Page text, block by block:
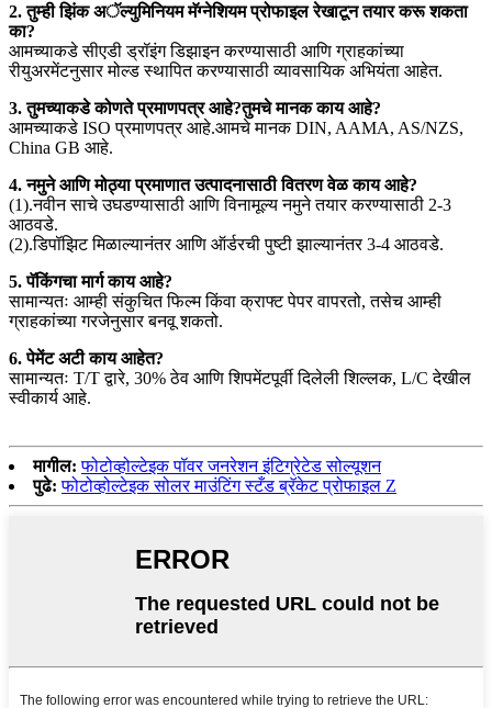
2. तुम्ही झिंक अॅल्युमिनियम मॅग्नेशियम प्रोफाइल रेखाटून तयार करू शकता
का?
आमच्याकडे सीएडी ड्रॉइंग डिझाइन करण्यासाठी आणि ग्राहकांच्या
रीयुअरमेंटनुसार मोल्ड स्थापित करण्यासाठी व्यावसायिक अभियंता आहेत.
3. तुमच्याकडे कोणते प्रमाणपत्र आहे?तुमचे मानक काय आहे?
आमच्याकडे ISO प्रमाणपत्र आहे.आमचे मानक DIN, AAMA, AS/NZS,
China GB आहे.
4. नमुने आणि मोठ्या प्रमाणात उत्पादनासाठी वितरण वेळ काय आहे?
(1).नवीन साचे उघडण्यासाठी आणि विनामूल्य नमुने तयार करण्यासाठी 2-3
आठवडे.
(2).डिपॉझिट मिळाल्यानंतर आणि ऑर्डरची पुष्टी झाल्यानंतर 3-4 आठवडे.
5. पॅकिंगचा मार्ग काय आहे?
सामान्यतः आम्ही संकुचित फिल्म किंवा क्राफ्ट पेपर वापरतो, तसेच आम्ही
ग्राहकांच्या गरजेनुसार बनवू शकतो.
6. पेमेंट अटी काय आहेत?
सामान्यतः T/T द्वारे, 30% ठेव आणि शिपमेंटपूर्वी दिलेली शिल्लक, L/C देखील
स्वीकार्य आहे.
मागील: फोटोव्होल्टेइक पॉवर जनरेशन इंटिग्रेटेड सोल्यूशन
पुढे: फोटोव्होल्टेइक सोलर माउंटिंग स्टँड ब्रॅकेट प्रोफाइल Z